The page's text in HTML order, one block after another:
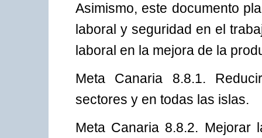
Asimismo, este documento
laboral y seguridad en el
laboral en la mejora de la
Meta Canaria 8.8.1.
sectores y en todas las islas.
Meta Canaria 8.8.2. Mejorar